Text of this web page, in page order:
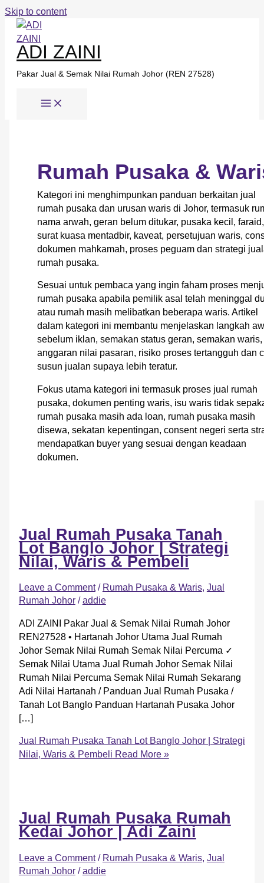
Skip to content
ADI ZAINI
Pakar Jual & Semak Nilai Rumah Johor (REN 27528)
Rumah Pusaka &
Kategori ini menghimpunkan panduan berkaitan jual
rumah pusaka dan urusan waris di Johor, termasuk
nama arwah, geran belum ditukar, pusaka kecil, faraid,
surat kuasa mentadbir, kaveat, persetujuan waris,
dokumen mahkamah, proses peguam dan strategi
rumah pusaka.
Sesuai untuk pembaca yang ingin faham proses
rumah pusaka apabila pemilik asal telah meninggal
atau rumah masih melibatkan beberapa waris. Artikel
dalam kategori ini membantu menjelaskan langkah
sebelum iklan, semakan status geran, semakan waris,
anggaran nilai pasaran, risiko proses tertangguh dan
susun jualan supaya lebih teratur.
Fokus utama kategori ini termasuk proses jual rumah
pusaka, dokumen penting waris, isu waris tidak
rumah pusaka masih ada loan, rumah pusaka masih
disewa, sekatan kepentingan, consent negeri serta
mendapatkan buyer yang sesuai dengan keadaan
dokumen.
Jual Rumah Pusaka Tanah
Lot Banglo Johor | Strategi
Nilai, Waris & Pembeli
Leave a Comment / Rumah Pusaka & Waris, Jual
Rumah Johor/addie
ADI ZAINI Pakar Jual & Semak Nilai Rumah Johor
REN27528 • Hartanah Johor Utama Jual Rumah
Johor Semak Nilai Rumah Semak Nilai Percuma ✓
Semak Nilai Utama Jual Rumah Johor Semak Nilai
Rumah Nilai Percuma Semak Nilai Rumah Sekarang
Adi Nilai Hartanah / Panduan Jual Rumah Pusaka /
Tanah Lot Banglo Panduan Hartanah Pusaka Johor
[…]
Jual Rumah Pusaka Tanah Lot Banglo Johor | Strategi
Nilai, Waris & Pembeli Read More »
Jual Rumah Pusaka Rumah
Kedai Johor | Adi Zaini
Leave a Comment / Rumah Pusaka & Waris, Jual
Rumah Johor/addie